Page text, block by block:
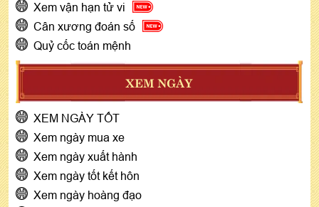
Xem vận hạn tử vi
Cân xương đoán số
Quỷ cốc toán mệnh
XEM NGÀY
XEM NGÀY TỐT
Xem ngày mua xe
Xem ngày xuất hành
Xem ngày tốt kết hôn
Xem ngày hoàng đạo